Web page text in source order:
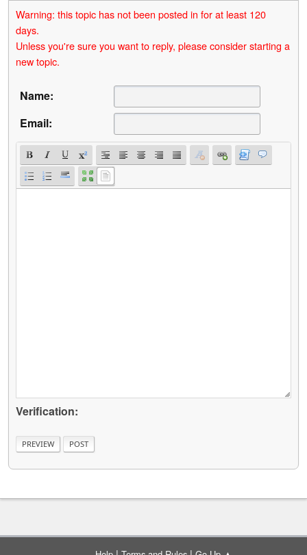
Warning: this topic has not been posted in for at least 120
days.
Unless you're sure you want to reply, please consider starting a
new topic.
Name:
Email:
Verification: